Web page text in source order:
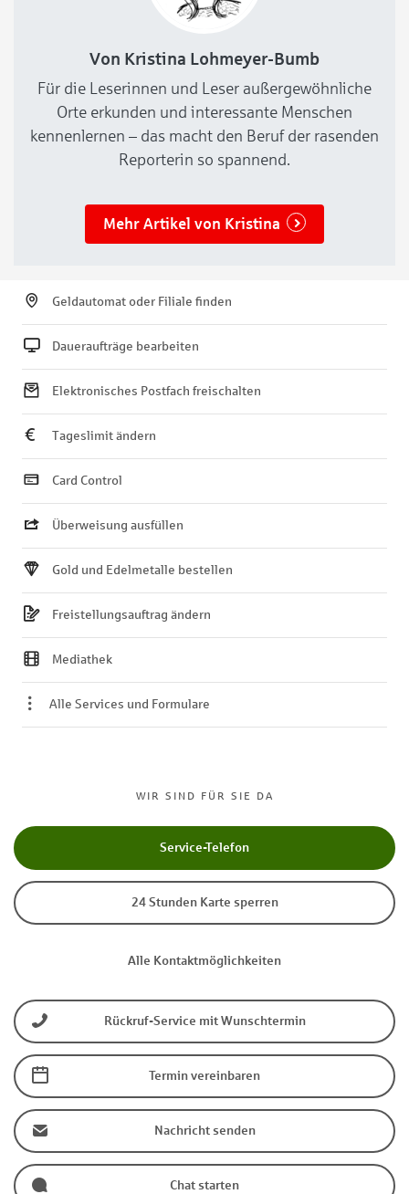
Von Kristina Lohmeyer-Bumb
Für die Leserinnen und Leser außergewöhnliche
Orte erkunden und interessante Menschen
kennenlernen – das macht den Beruf der rasenden
Reporterin so spannend.
Mehr Artikel von Kristina
WIR SIND FÜR SIE DA
Service-Telefon
24 Stunden Karte sperren
Alle Kontaktmöglichkeiten
Rückruf-Service mit Wunschtermin
Termin vereinbaren
Nachricht senden
Chat starten
Geldautomat oder Filiale finden
Daueraufträge bearbeiten
Elektronisches Postfach freischalten
Tageslimit ändern
Card Control
Überweisung ausfüllen
Gold und Edelmetalle bestellen
Freistellungsauftrag ändern
Mediathek
Alle Services und Formulare